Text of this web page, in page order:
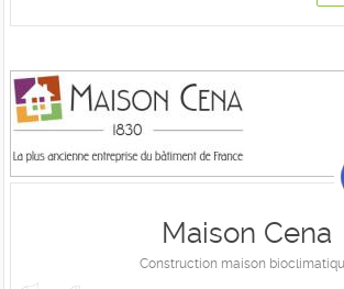
Maison Cena
Construction maison